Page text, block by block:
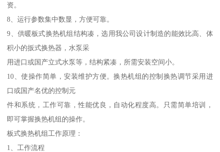
资。
8、运行参数集中数显，方便可靠。
9、供暖板式换热机组结构凑，选用我公司设计制造的能效比高、体
积小的扳式换热器，水泵采
用进口或国产立式水泵等，结构紧凑，所需安装空间小。
10、使操作简单，安装维护方便。换热机组的控制换热调节采用进
口或国产名优的控制元
件和系统，工作可靠，性能优良，自动化程度高。只需简单培训，
即可掌握换热机组的操作。
板式换热机组工作原理：
1、工作流程